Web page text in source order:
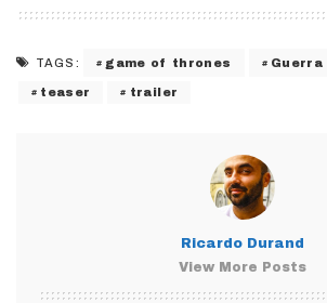
TAGS: game of thrones Guerra
teaser trailer
Ricardo Durand
View More Posts